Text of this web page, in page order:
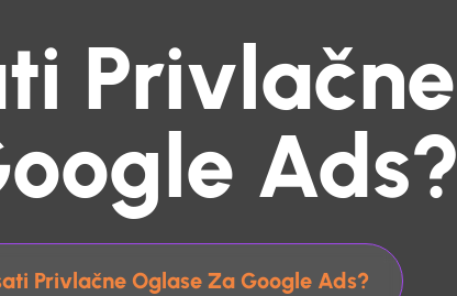
Privlačne
Ads?
Privlačne Oglase Za Google Ads?